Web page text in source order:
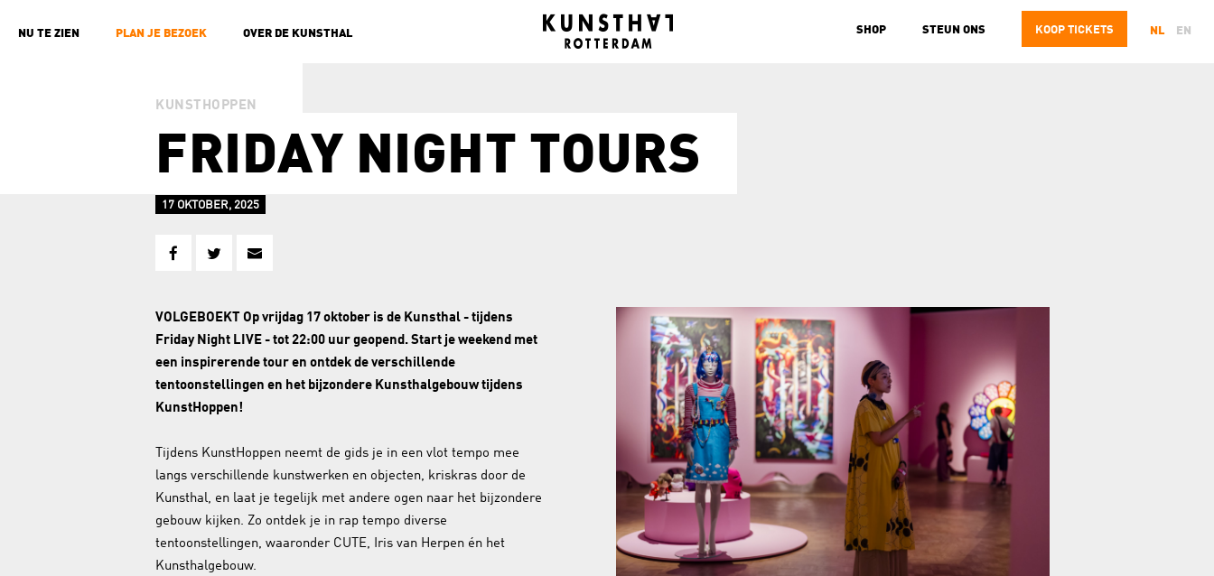
NL EN
KOOP TICKETS
STEUN ONS
SHOP
KUNSTHOPPEN
FRIDAY NIGHT TOURS
17 OKTOBER, 2025
VOLGEBOEKT Op vrijdag 17 oktober is de Kunsthal - tijdens
Friday Night LIVE - tot 22:00 uur geopend. Start je weekend met
een inspirerende tour en ontdek de verschillende
tentoonstellingen en het bijzondere Kunsthalgebouw tijdens
KunstHoppen!
Tijdens KunstHoppen neemt de gids je in een vlot tempo mee
langs verschillende kunstwerken en objecten, kriskras door de
Kunsthal, en laat je tegelijk met andere ogen naar het bijzondere
gebouw kijken. Zo ontdek je in rap tempo diverse
tentoonstellingen, waaronder CUTE, Iris van Herpen én het
Kunsthalgebouw.
NU TE ZIEN PLAN JE BEZOEK OVER DE KUNSTHAL